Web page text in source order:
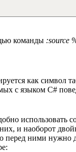
команды :source
как символ
с языком C#
использовать
и наоборот
перед ними